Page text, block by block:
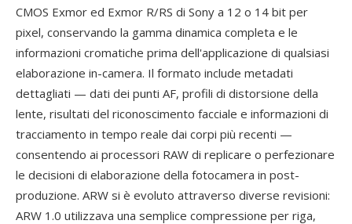
CMOS Exmor ed Exmor R/RS di Sony a 12 o 14 bit per
pixel, conservando la gamma dinamica completa e le
informazioni cromatiche prima dell'applicazione di qualsiasi
elaborazione in-camera. Il formato include metadati
dettagliati — dati dei punti AF, profili di distorsione della
lente, risultati del riconoscimento facciale e informazioni di
tracciamento in tempo reale dai corpi più recenti —
consentendo ai processori RAW di replicare o perfezionare
le decisioni di elaborazione della fotocamera in post-
produzione. ARW si è evoluto attraverso diverse revisioni:
ARW 1.0 utilizzava una semplice compressione per riga,